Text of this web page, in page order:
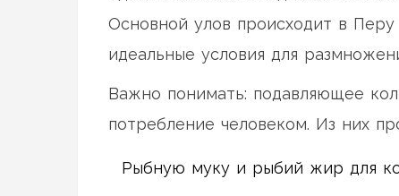
Основной улов происходит в
идеальные условия для
Важно понимать: подавляющее
потребление человеком. Из них
Рыбную муку и рыбий жир для